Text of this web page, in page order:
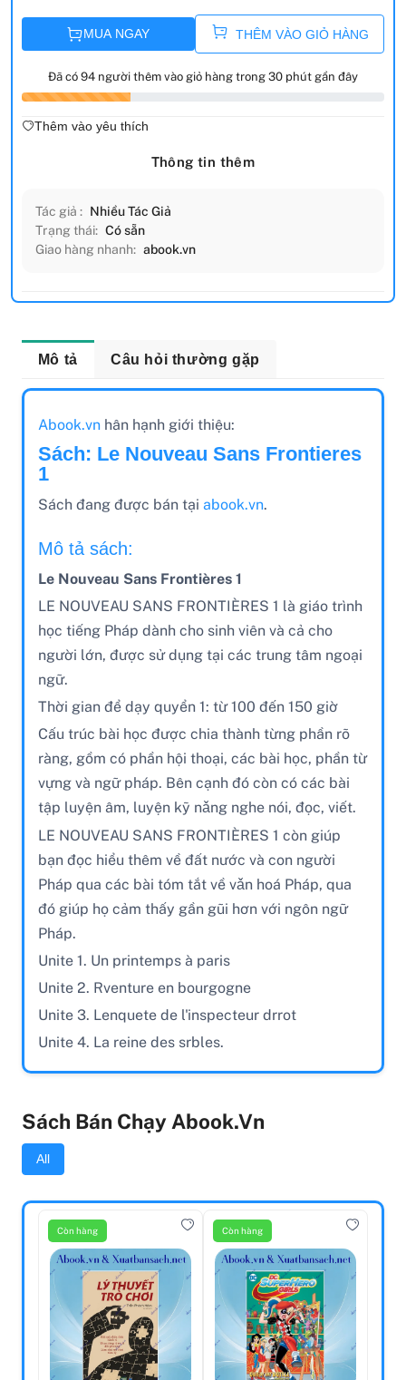
MUA NGAY THÊM VÀO GIỎ HÀNG
Đã có 94 người thêm vào giỏ hàng trong 30 phút gần đây
Thêm vào yêu thích
Thông tin thêm
Tác giả : Nhiều Tác Giả
Trạng thái: Có sẵn
Giao hàng nhanh: abook.vn
Mô tả Câu hỏi thường gặp
Abook.vnhân hạnh giới thiệu:
Sách: Le Nouveau Sans Frontieres
1
Sách đang được bán tại abook.vn.
Mô tả sách:
Le Nouveau Sans Frontières 1
LE NOUVEAU SANS FRONTIÈRES 1 là giáo trình
học tiếng Pháp dành cho sinh viên và cả cho
người lớn, được sử dụng tại các trung tâm ngoại
ngữ.
Thời gian để dạy quyển 1: từ 100 đến 150 giờ
Cấu trúc bài học được chia thành từng phần rõ
ràng, gồm có phần hội thoại, các bài học, phần từ
vựng và ngữ pháp. Bên cạnh đó còn có các bài
tập luyện âm, luyện kỹ nǎng nghe nói, đọc, viết.
LE NOUVEAU SANS FRONTIÈRES 1 còn giúp
bạn đọc hiểu thêm về đất nước và con người
Pháp qua các bài tóm tắt về vǎn hoá Pháp, qua
đó giúp họ cảm thấy gần gũi hơn với ngôn ngữ
Pháp.
Unite 1. Un printemps à paris
Unite 2. Rventure en bourgogne
Unite 3. Lenquete de l'inspecteur drrot
Unite 4. La reine des srbles.
Sách Bán Chạy Abook.vn
All
Còn hàng Còn hàng